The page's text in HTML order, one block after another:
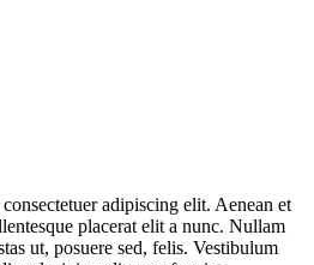
adipiscing elit. Aenean et
placerat elit a nunc. Nullam
ut, posuere sed, felis. Vestibulum